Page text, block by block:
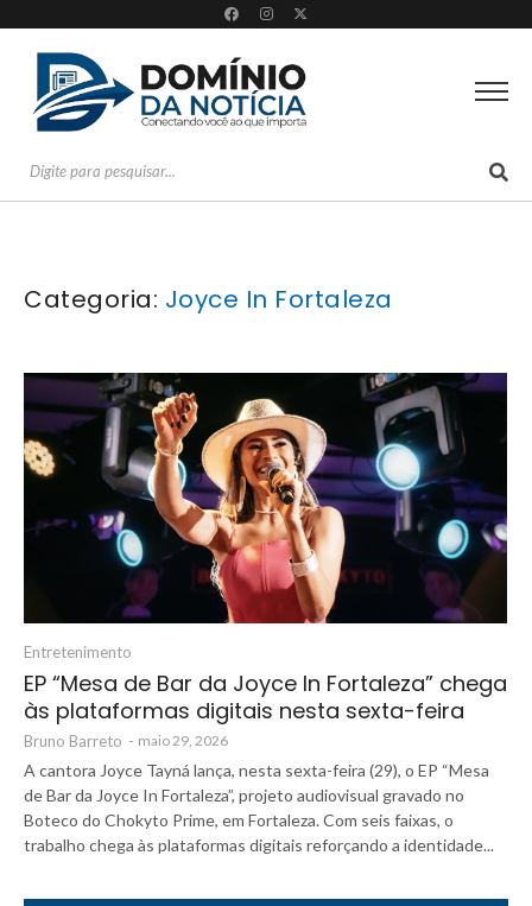
Categoria: Joyce In Fortaleza
Entretenimento
EP “Mesa de Bar da Joyce In Fortaleza” chega
às plataformas digitais nesta sexta-feira
Bruno Barreto - maio 29, 2026
A cantora Joyce Tayná lança, nesta sexta-feira (29), o EP “Mesa
de Bar da Joyce In Fortaleza”, projeto audiovisual gravado no
Boteco do Chokyto Prime, em Fortaleza. Com seis faixas, o
trabalho chega às plataformas digitais reforçando a identidade...